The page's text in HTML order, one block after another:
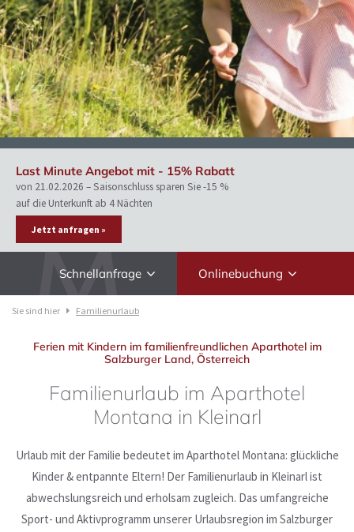
Last Minute Angebot mit - 15% Rabatt
von 21.02.2026 – Saisonschluss sparen Sie -15 %
auf die Unterkunft ab 4 Nächten
Jetzt anfragen »
Schnellanfrage Onlinebuchung
Anreise Abreise
JETZT ANFRAGEN
ONLINE BUCHEN
Sie sind hier Familienurlaub
Ferien mit Kindern im familienfreundlichen Aparthotel im
Salzburger Land, Österreich
Familienurlaub im Aparthotel
Montana in Kleinarl
Urlaub mit der Familie bedeutet im Aparthotel Montana: glückliche
Kinder & entpannte Eltern! Der Familienurlaub in Kleinarl ist
abwechslungsreich und erholsam zugleich. Das umfangreiche
Sport- und Aktivprogramm unserer Urlaubsregion im Salzburger